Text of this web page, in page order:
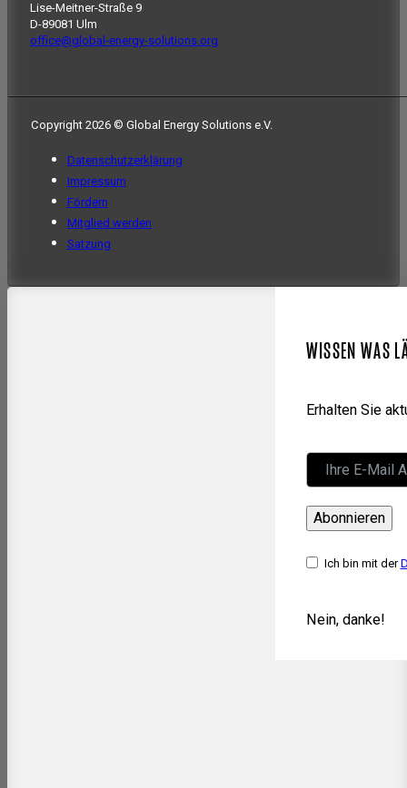
Lise-Meitner-Straße 9
D-89081 Ulm
office@global-energy-solutions.org
Copyright 2026 © Global Energy Solutions e.V.
Datenschutzerklärung
Impressum
Fördern
Mitglied werden
Satzung
WISSEN WAS
Erhalten Sie
Abonnieren
Ich bin mit der
Nein, danke!